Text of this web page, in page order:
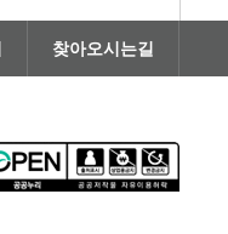
찾아오시는길